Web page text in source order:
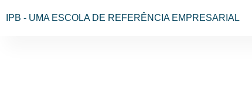
IPB - UMA ESCOLA DE REFERÊNCIA EMPRESARIAL